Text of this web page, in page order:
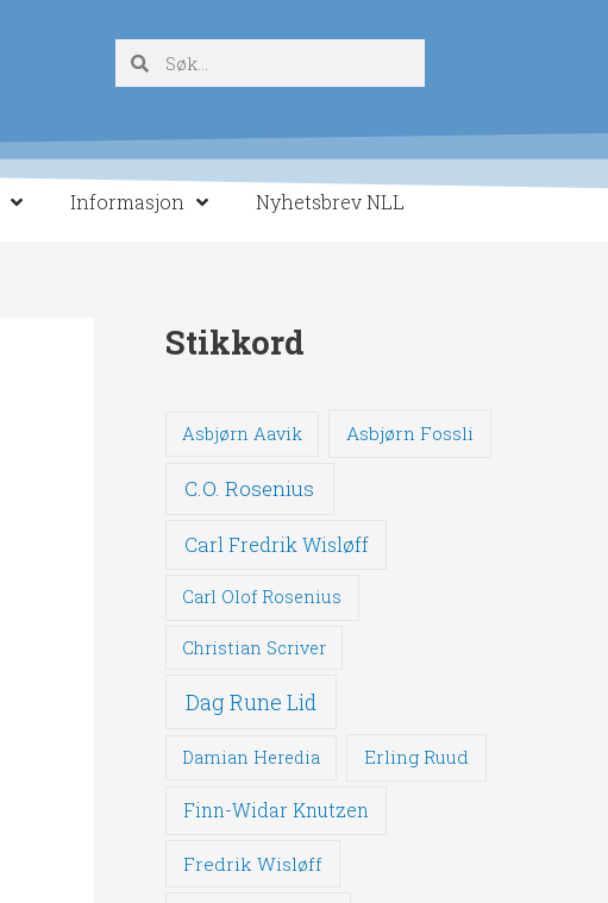
SøkSøk
Informasjon Nyhetsbrev NLL
Stikkord
Asbjørn Aavik Asbjørn Fossli
C.O. Rosenius
Carl Fredrik Wisløff
Carl Olof Rosenius
Christian Scriver
Dag Rune Lid
Damian Heredia Erling Ruud
Finn-Widar Knutzen
Fredrik Wisløff